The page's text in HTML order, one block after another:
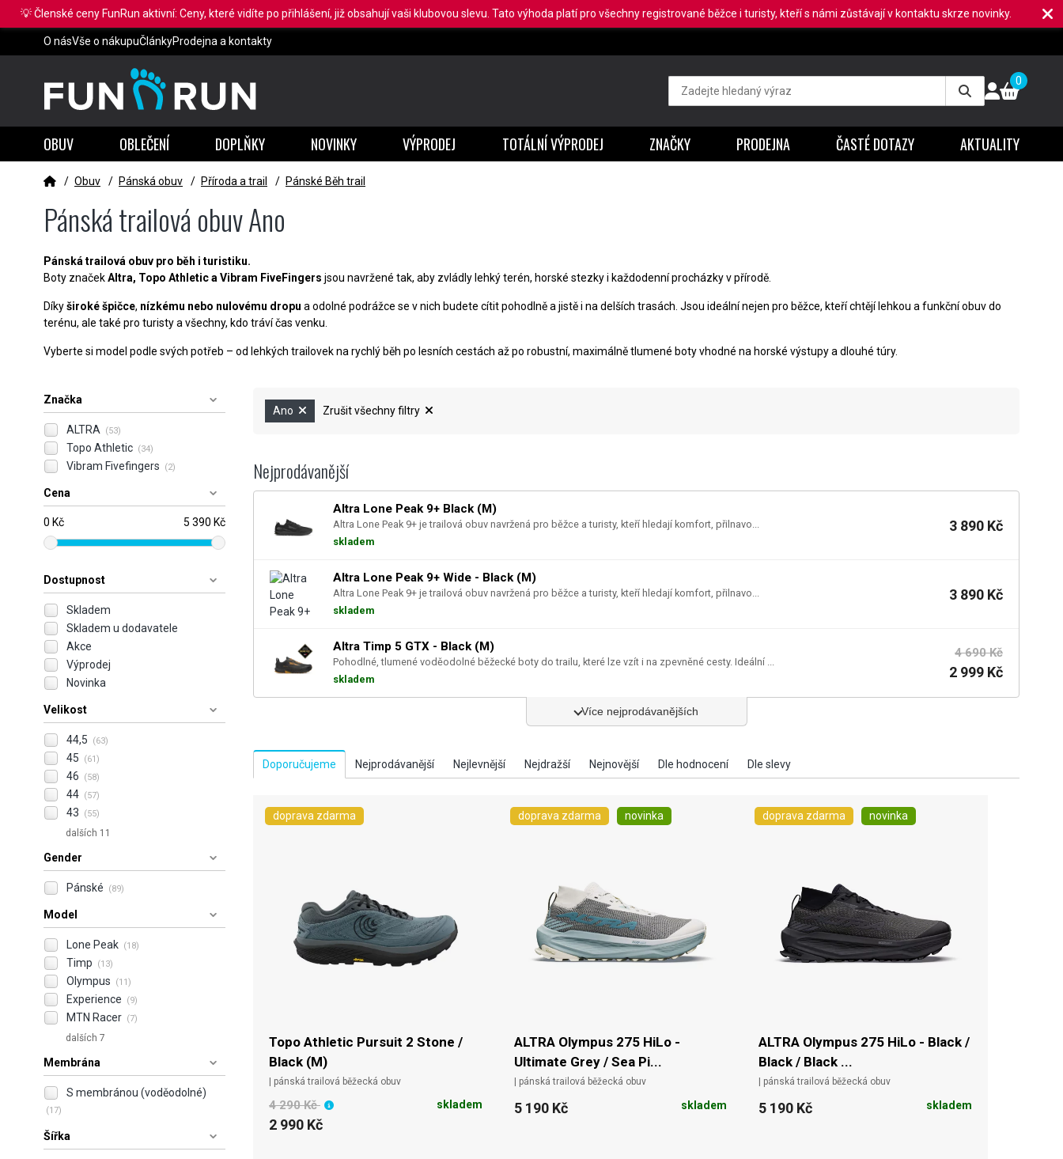
O násVše o nákupuČlánkyProdejna a kontakty
0
OBUV OBLEČENÍ DOPLŇKY NOVINKY VÝPRODEJ TOTÁLNÍ VÝPRODEJ ZNAČKY PRODEJNA ČASTÉ DOTAZY AKTUALITY
/ Obuv / Pánská obuv / Příroda a trail / Pánské Běh trail
Pánská trailová obuv Ano
Pánská trailová obuv pro běh i turistiku.
Boty značekAltra, Topo Athletic a Vibram FiveFingers jsou navržené tak, aby zvládly lehký terén, horské stezky i každodenní procházky v přírodě.
Díkyširoké špičce, nízkému nebo nulovému dropu a odolné podrážce se v nich budete cítit pohodlně a jistě i na delších trasách. Jsou ideální nejen pro běžce, kteří chtějí lehkou a funkční obuv do
terénu, ale také pro turisty a všechny, kdo tráví čas venku.
Vyberte si model podle svých potřeb – od lehkých trailovek na rychlý běh po lesních cestách až po robustní, maximálně tlumené boty vhodné na horské výstupy a dlouhé túry.
Značka
ALTRA (53)
Topo Athletic (34)
Vibram Fivefingers (2)
Cena
0 Kč 5 390 Kč
Dostupnost
Skladem
Skladem u dodavatele
Akce
Výprodej
Novinka
Velikost
44,5 (63)
45 (61)
46 (58)
44 (57)
43 (55)
dalších 11
Gender
Pánské (89)
Model
Lone Peak (18)
Timp (13)
Olympus (11)
Experience (9)
MTN Racer (7)
dalších 7
Membrána
S membránou (voděodolné)
(17)
Šířka
Ano Zrušit všechny filtry
Nejprodávanější
Altra Lone Peak 9+ Black (M)
Altra Lone Peak 9+ je trailová obuv navržená pro běžce a turisty, kteří hledají komfort, přilnavo...
skladem
3 890 Kč
Altra Lone Peak 9+ Wide - Black (M)
Altra Lone Peak 9+ je trailová obuv navržená pro běžce a turisty, kteří hledají komfort, přilnavo...
skladem
3 890 Kč
Altra Timp 5 GTX - Black (M)
Pohodlné, tlumené voděodolné běžecké boty do trailu, které lze vzít i na zpevněné cesty. Ideální ...
skladem
4 690 Kč
2 999 Kč
Více nejprodávanějších
doprava zdarma
Topo Athletic Pursuit 2 Stone /
Black (M)
| pánská trailová běžecká obuv
4 290 Kč
2 990 Kč
skladem
doprava zdarma novinka
ALTRA Olympus 275 HiLo -
Ultimate Grey / Sea Pi...
| pánská trailová běžecká obuv
5 190 Kč skladem
doprava zdarma novinka
ALTRA Olympus 275 HiLo - Black /
Black / Black ...
| pánská trailová běžecká obuv
5 190 Kč skladem
💡 Členské ceny FunRun aktivní: Ceny, které vidíte po přihlášení, již obsahují vaši klubovou slevu. Tato výhoda platí pro všechny registrované běžce i turisty, kteří s námi zůstávají v kontaktu skrze novinky.